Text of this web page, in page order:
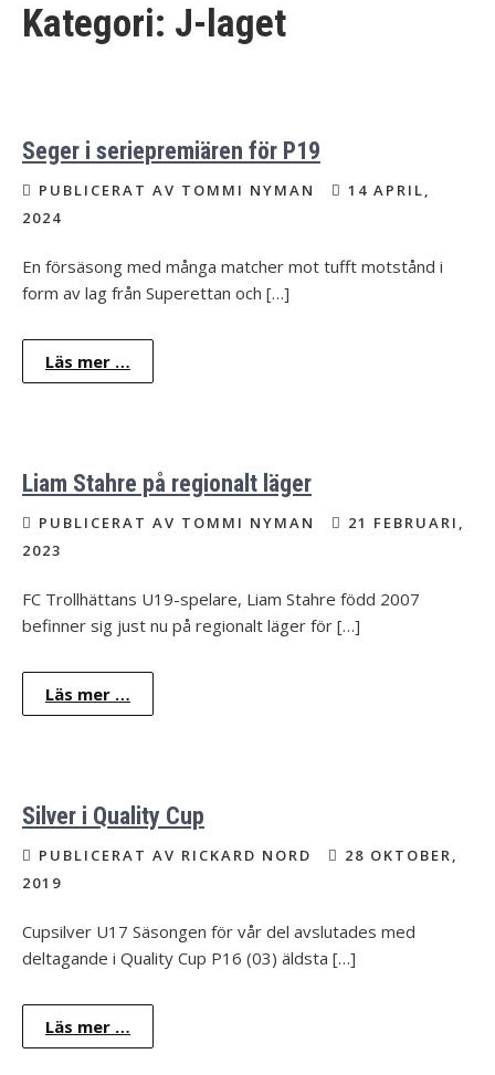
Kategori: J-laget
Seger i seriepremiären för P19
PUBLICERAT AV TOMMI NYMAN
14 APRIL,
2024
En försäsong med många matcher mot tufft motstånd i
form av lag från Superettan och […]
Läs mer …
Liam Stahre på regionalt läger
PUBLICERAT AV TOMMI NYMAN
21 FEBRUARI,
2023
FC Trollhättans U19-spelare, Liam Stahre född 2007
befinner sig just nu på regionalt läger för […]
Läs mer …
Silver i Quality Cup
PUBLICERAT AV RICKARD NORD
28 OKTOBER,
2019
Cupsilver U17 Säsongen för vår del avslutades med
deltagande i Quality Cup P16 (03) äldsta […]
Läs mer …